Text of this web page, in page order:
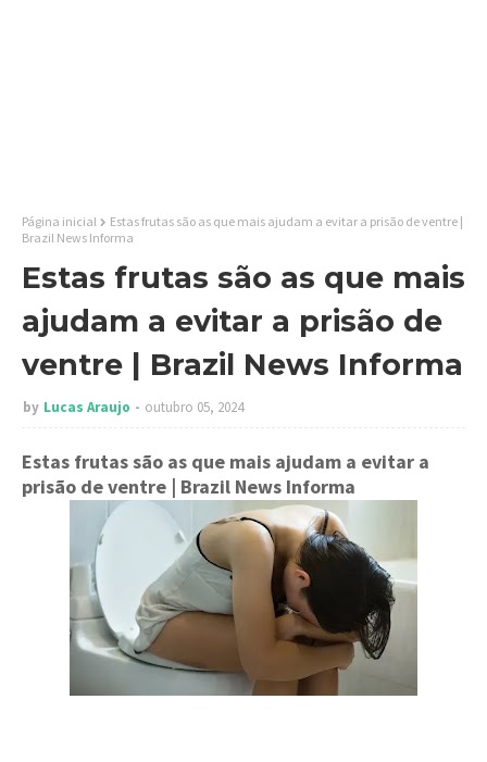
Página inicial
Estas frutas são as que mais ajudam a evitar a prisão de ventre |
Brazil News Informa
Estas frutas são as que mais
ajudam a evitar a prisão de
ventre | Brazil News Informa
by Lucas Araujo outubro 05, 2024
Estas frutas são as que mais ajudam a evitar a
prisão de ventre | Brazil News Informa